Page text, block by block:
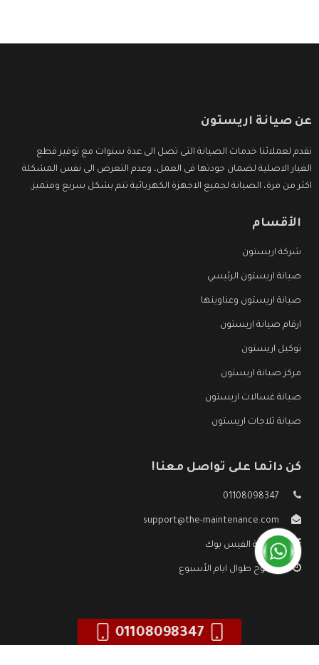
عن صيانة اريستون
نقدم لعملائنا خدمات الصيانة التى تصل الى عدة سنوات مع توفير قطع
الغيار الاصلية لضمان جودتها فى العمل، وعدم التعرض الى نفس المشكلة
اكثر من مرة، الصيانة لجميع الاجهزة الكهربائية تتم بشكل سريع ومتميز.
الأقسام
شركة اريستون
صيانة اريستون الرئيسي
صيانة اريستون وعناوينها
ارقام صيانة اريستون
توكيل اريستون
مركز صيانة اريستون
صيانة غسالات اريستون
صيانة ثلاجات اريستون
كن دائما على تواصل معنا!
01108098347
support@the-maintenance.com
صفحة الفيس بوك
مفتوح طوال ايام الأسبوع
01108098347